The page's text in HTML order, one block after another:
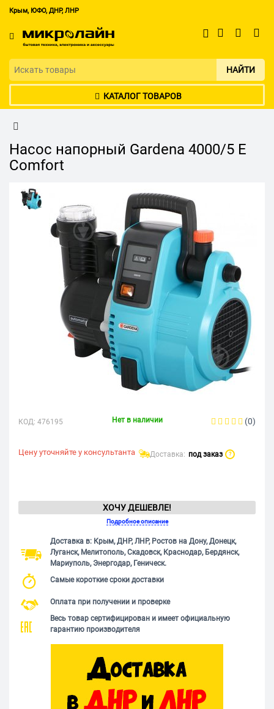
Крым, ЮФО, ДНР, ЛНР
НАЙТИ
КАТАЛОГ ТОВАРОВ
Насос напорный Gardena 4000/5 E
Comfort
КОД: 476195 Нет в наличии (0)
Цену уточняйте у консультанта Доставка: под заказ ?
ХОЧУ ДЕШЕВЛЕ!
Подробное описание
Доставка в: Крым, ДНР, ЛНР, Ростов на Дону, Донецк,
Луганск, Мелитополь, Скадовск, Краснодар, Бердянск,
Мариуполь, Энергодар, Геническ.
Самые короткие сроки доставки
Оплата при получении и проверке
Весь товар сертифицирован и имеет официальную
гарантию производителя